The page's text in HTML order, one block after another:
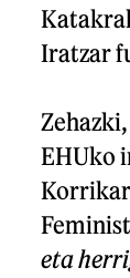
Iratzar
EHUko
eta